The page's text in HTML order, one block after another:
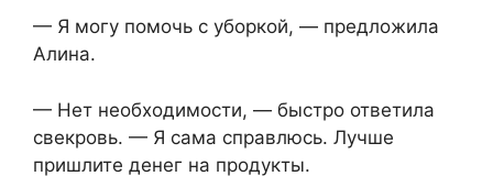
— Я могу помочь с уборкой, — предложила
Алина.
— Нет необходимости, — быстро ответила
свекровь. — Я сама справлюсь. Лучше
пришлите денег на продукты.